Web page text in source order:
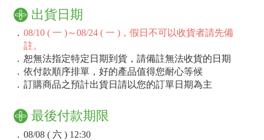
出貨日期
． 08/10 ( 一 )～08/24 ( 一 )，假日不可以收貨者請先備
註。
． 恕無法指定特定日期到貨，請備註無法收貨的日期
． 依付款順序排單，好的產品值得您耐心等候
． 訂購商品之預計出貨日請以您的訂單日期為主
最後付款期限
． 08/08 ( 六 ) 12:30